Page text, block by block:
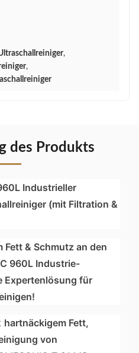
,
,
des Produkts
Industrieller
(mit Filtration &
Fett & Schmutz an den
960L Industrie-
Expertenlösung für
hartnäckigem Fett,
von